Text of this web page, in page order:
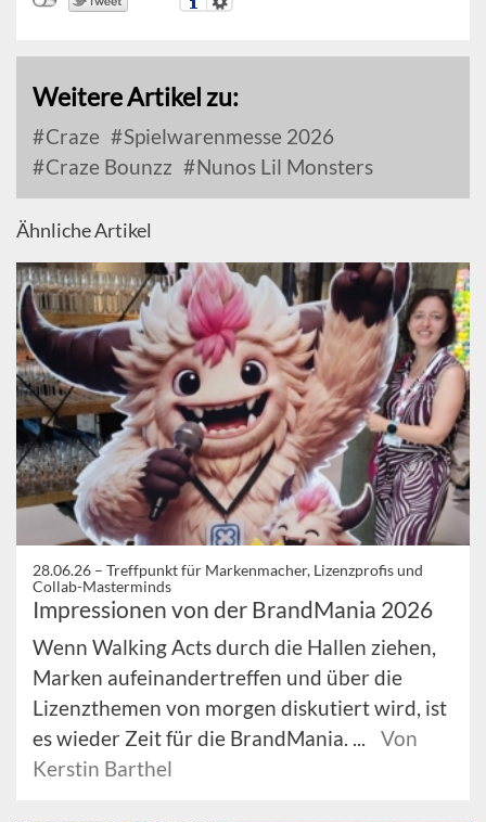
Weitere Artikel zu:
Craze
Spielwarenmesse 2026
Craze Bounzz
Nunos Lil Monsters
Ähnliche Artikel
28.06.26 – Treffpunkt für Markenmacher, Lizenzprofis und
Collab-Masterminds
Impressionen von der BrandMania 2026
Wenn Walking Acts durch die Hallen ziehen,
Marken aufeinandertreffen und über die
Lizenzthemen von morgen diskutiert wird, ist
es wieder Zeit für die BrandMania. ...
Von
Kerstin Barthel